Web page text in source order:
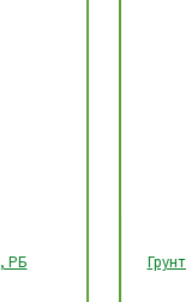
25 л, РБ